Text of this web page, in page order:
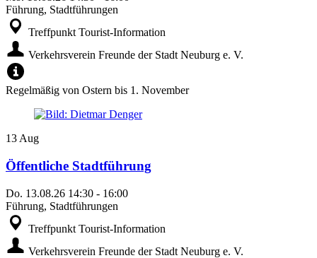
Führung, Stadtführungen
Treffpunkt Tourist-Information
Verkehrsverein Freunde der Stadt Neuburg e. V.
Regelmäßig von Ostern bis 1. November
13Aug
Öffentliche Stadtführung
Do. 13.08.26 14:30 - 16:00
Führung, Stadtführungen
Treffpunkt Tourist-Information
Verkehrsverein Freunde der Stadt Neuburg e. V.